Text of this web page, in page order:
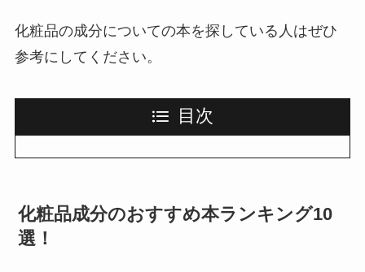
化粧品の成分についての本を探している人はぜひ
参考にしてください。
目次
化粧品成分のおすすめ本ランキング10
選！